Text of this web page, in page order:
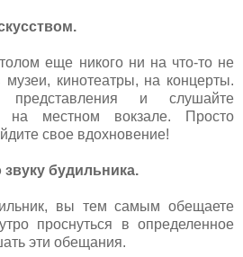
еще никого ни на что-то не
кинотеатры, на концерты.
представления и слушайте
на местном вокзале. Просто
свое вдохновение!
будильника.
вы тем самым обещаете
проснуться в определенное
эти обещания.